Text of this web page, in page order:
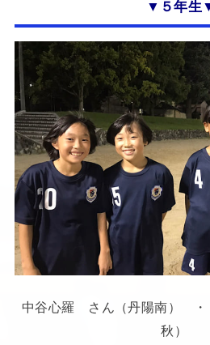
▼５年生
中谷心羅 さん（丹陽南）
秋）